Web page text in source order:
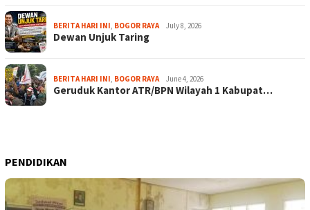
BERITA HARI INI BOGOR RAYA July 8, 2026
Dewan Unjuk Taring
BERITA HARI INI BOGOR RAYA June 4, 2026
Geruduk Kantor ATR/BPN Wilayah 1 Kabupat…
PENDIDIKAN